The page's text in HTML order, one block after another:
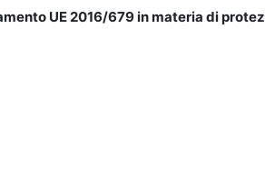
UE 2016/679 in materia di